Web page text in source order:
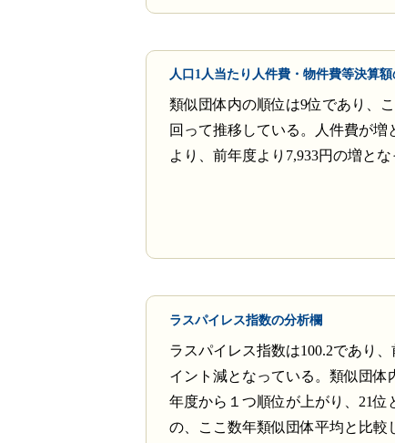
人口1人当たり人件費・物件費等決算
類似団体内の順位は9位であり、
回って推移している。人件費が増
より、前年度より7,933円の増とな
ラスパイレス指数の分析欄
ラスパイレス指数は100.2であり
イント減となっている。類似団体
年度から１つ順位が上がり、21位
の、ここ数年類似団体平均と比較